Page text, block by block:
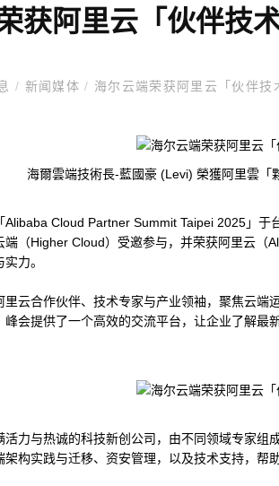
获阿里云「伙伴技
/ 新闻媒体/ 海尔云端荣获阿里云「伙伴技
海爾雲端技術長-藍國豪 (Levi) 榮獲阿里雲「
Cloud Partner Summit Taipei 2025」于
端（Higher Cloud）受邀参与，并荣获阿里云（
力。
里云合作伙伴、技术专家与产业领袖，聚焦云
峰会提供了一个高效的交流平台，让企业了解
活力与热诚的科技新创公司，由不同领域专家
构实践与迁移、资安管理，以及技术支持，帮